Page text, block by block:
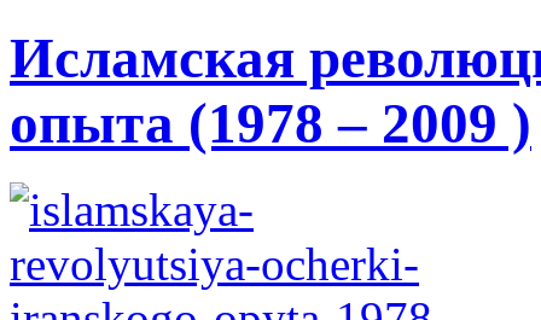
Исламская
опыта (1978 – 2009 )